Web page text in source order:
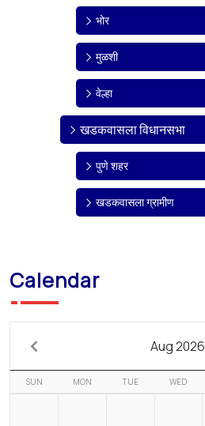
भोर
मुळशी
वेल्हा
खडकवासला विधानसभा
पुणे शहर
खडकवासला ग्रामीण
Calendar
Aug 2026
SUN MON TUE WED